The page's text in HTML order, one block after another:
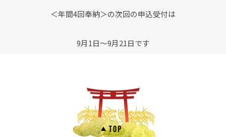
＜年間4回奉納＞の次回の申込受付は
9月1日～9月21日です